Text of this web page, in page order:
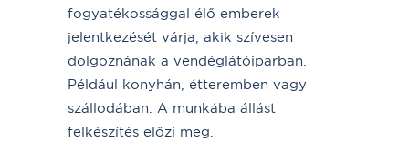
fogyatékossággal élő emberek
jelentkezését várja, akik szívesen
dolgoznának a vendéglátóiparban.
Például konyhán, étteremben vagy
szállodában. A munkába állást
felkészítés előzi meg.